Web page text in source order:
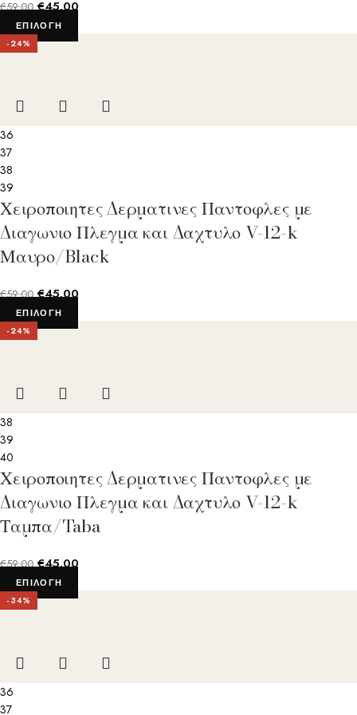
€59.00 €45.00
ΕΠΙΛΟΓΉ
-24%
36
37
38
39
Χειροποιητες Δερματινες Παντοφλες με
Διαγωνιο Πλεγμα και Δαχτυλο V-12-k
Μαυρο/Black
€59.00 €45.00
ΕΠΙΛΟΓΉ
-24%
38
39
40
Χειροποιητες Δερματινες Παντοφλες με
Διαγωνιο Πλεγμα και Δαχτυλο V-12-k
Ταμπα/Taba
€59.00 €45.00
ΕΠΙΛΟΓΉ
-34%
36
37